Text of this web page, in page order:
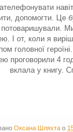
допомогти. Це
І от, коли я
головної
проговорили 4
вклала у книгу.
Оксана Шляхта о